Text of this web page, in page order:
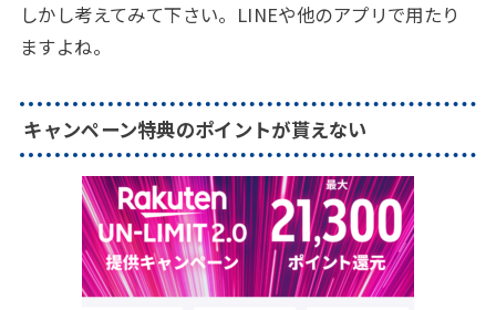
しかし考えてみて下さい。LINEや他のアプリで用たり
ますよね。
キャンペーン特典のポイントが貰えない